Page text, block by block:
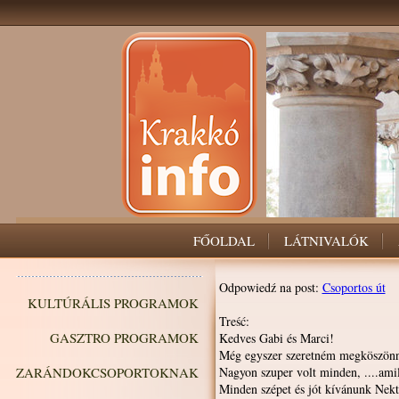
FŐOLDAL LÁTNIVALÓK
KULTÚRÁLIS PROGRAMOK
GASZTRO PROGRAMOK
ZARÁNDOKCSOPORTOKNAK
Odpowiedź na post: Csoportos út
Treść:
Kedves Gabi és Marci!
Még egyszer szeretném
Nagyon szuper volt minden,
Minden szépet és jót kívánunk